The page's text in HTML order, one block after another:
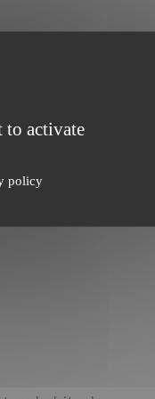
et de la
enjeux de
to activate
policy